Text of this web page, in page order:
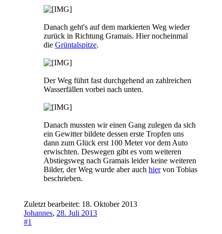
Danach geht's auf dem markierten Weg wieder
zurück in Richtung Gramais. Hier nocheinmal
die Grüntalspitze.
Der Weg führt fast durchgehend an zahlreichen
Wasserfällen vorbei nach unten.
Danach mussten wir einen Gang zulegen da sich
ein Gewitter bildete dessen erste Tropfen uns
dann zum Glück erst 100 Meter vor dem Auto
erwischten. Deswegen gibt es vom weiteren
Abstiegsweg nach Gramais leider keine weiteren
Bilder, der Weg wurde aber auch hiervon Tobias
beschrieben.
Zuletzt bearbeitet: 18. Oktober 2013
Johannes, 28. Juli 2013
#1